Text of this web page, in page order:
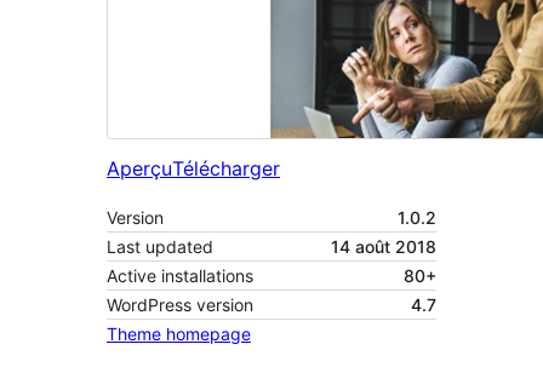
AperçuTélécharger
Version
1.0.2
Last updated
14 août 2018
Active installations
80+
WordPress version
4.7
Theme homepage